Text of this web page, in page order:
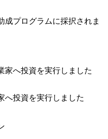
成プログラムに採択されま
へ投資を実行しました